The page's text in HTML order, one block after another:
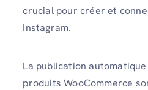
crucial pour créer et
Instagram.
La publication
produits WooCommerce